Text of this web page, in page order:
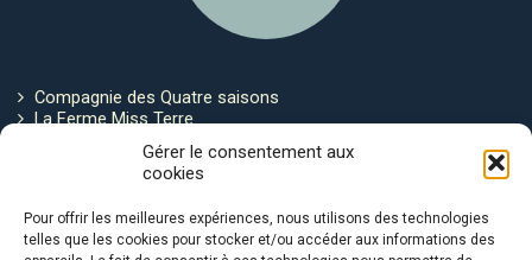
Gérer le consentement aux
cookies
Pour offrir les meilleures expériences, nous utilisons des technologies
telles que les cookies pour stocker et/ou accéder aux informations des
Compagnie des Quatre saisons
La Ferme Miss Terre
Politique de cookies